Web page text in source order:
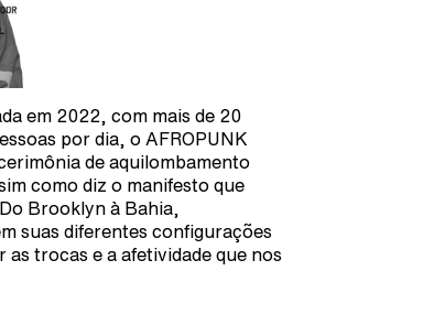
em 2022, com mais de 20
por dia, o AFROPUNK
de aquilombamento
como diz o manifesto que
Brooklyn à Bahia,
suas diferentes configurações
trocas e a afetividade que nos